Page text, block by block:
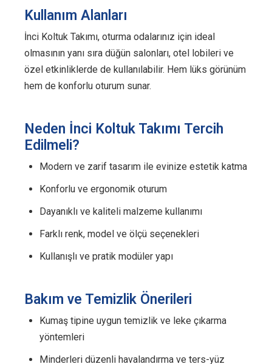
Kullanım Alanları
İnci Koltuk Takımı, oturma odalarınız için ideal
olmasının yanı sıra düğün salonları, otel lobileri ve
özel etkinliklerde de kullanılabilir. Hem lüks görünüm
hem de konforlu oturum sunar.
Neden İnci Koltuk Takımı Tercih
Edilmeli?
Modern ve zarif tasarım ile evinize estetik katma
Konforlu ve ergonomik oturum
Dayanıklı ve kaliteli malzeme kullanımı
Farklı renk, model ve ölçü seçenekleri
Kullanışlı ve pratik modüler yapı
Bakım ve Temizlik Önerileri
Kumaş tipine uygun temizlik ve leke çıkarma
yöntemleri
Minderleri düzenli havalandırma ve ters-yüz